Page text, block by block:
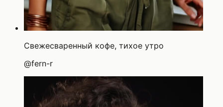
Свежесваренный кофе, тихое утро
@fern-r